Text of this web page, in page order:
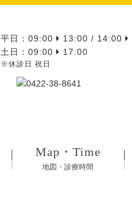
平日：09:00 13:00 / 14:00
土日：09:00
17:00
※休診日 祝日
Map・Time
地図・診療時間